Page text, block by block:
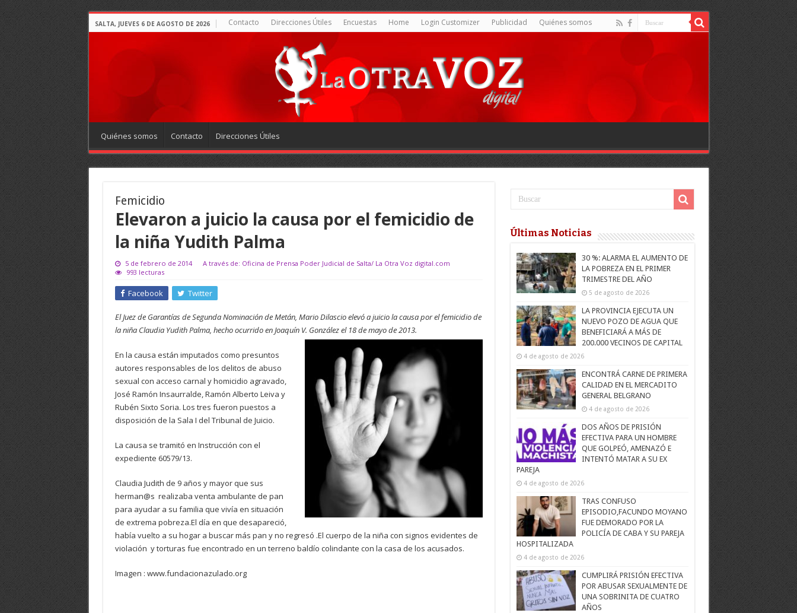
SALTA, JUEVES 6 DE AGOSTO DE 2026 Contacto Direcciones Útiles Encuestas Home Login Customizer Publicidad Quiénes somos
Quiénes somos Contacto Direcciones Útiles
Femicidio
Elevaron a juicio la causa por el femicidio de
la niña Yudith Palma
5 de febrero de 2014
A través de: Oficina de Prensa Poder Judicial de Salta/ La Otra Voz digital.com
993 lecturas
Facebook Twitter
El Juez de Garantías de Segunda Nominación de Metán, Mario Dilascio elevó a juicio la causa por el femicidio de
la niña Claudia Yudith Palma, hecho ocurrido en Joaquín V. González el 18 de mayo de 2013.
En la causa están imputados como presuntos
autores responsables de los delitos de abuso
sexual con acceso carnal y homicidio agravado,
José Ramón Insaurralde, Ramón Alberto Leiva y
Rubén Sixto Soria. Los tres fueron puestos a
disposición de la Sala I del Tribunal de Juicio.
La causa se tramitó en Instrucción con el
expediente 60579/13.
Claudia Judith de 9 años y mayor que sus
herman@s realizaba venta ambulante de pan
para ayudar a su familia que vivía en situación
de extrema pobreza.El día en que desapareció,
había vuelto a su hogar a buscar más pan y no regresó .El cuerpo de la niña con signos evidentes de
violación y torturas fue encontrado en un terreno baldío colindante con la casa de los acusados.
Imagen : www.fundacionazulado.org
Últimas Noticias
30 %: ALARMA EL AUMENTO DE
LA POBREZA EN EL PRIMER
TRIMESTRE DEL AÑO
5 de agosto de 2026
LA PROVINCIA EJECUTA UN
NUEVO POZO DE AGUA QUE
BENEFICIARÁ A MÁS DE
200.000 VECINOS DE CAPITAL
4 de agosto de 2026
ENCONTRÁ CARNE DE PRIMERA
CALIDAD EN EL MERCADITO
GENERAL BELGRANO
4 de agosto de 2026
DOS AÑOS DE PRISIÓN
EFECTIVA PARA UN HOMBRE
QUE GOLPEÓ, AMENAZÓ E
INTENTÓ MATAR A SU EX
PAREJA
4 de agosto de 2026
TRAS CONFUSO
EPISODIO,FACUNDO MOYANO
FUE DEMORADO POR LA
POLICÍA DE CABA Y SU PAREJA
HOSPITALIZADA
4 de agosto de 2026
CUMPLIRÁ PRISIÓN EFECTIVA
POR ABUSAR SEXUALMENTE DE
UNA SOBRINITA DE CUATRO
AÑOS